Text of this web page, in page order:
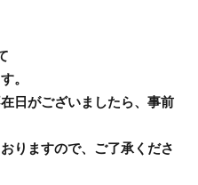
。
日がございましたら、事前
りますので、ご了承くださ